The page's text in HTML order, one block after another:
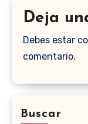
Deja
Debes estar
comentario.
Buscar